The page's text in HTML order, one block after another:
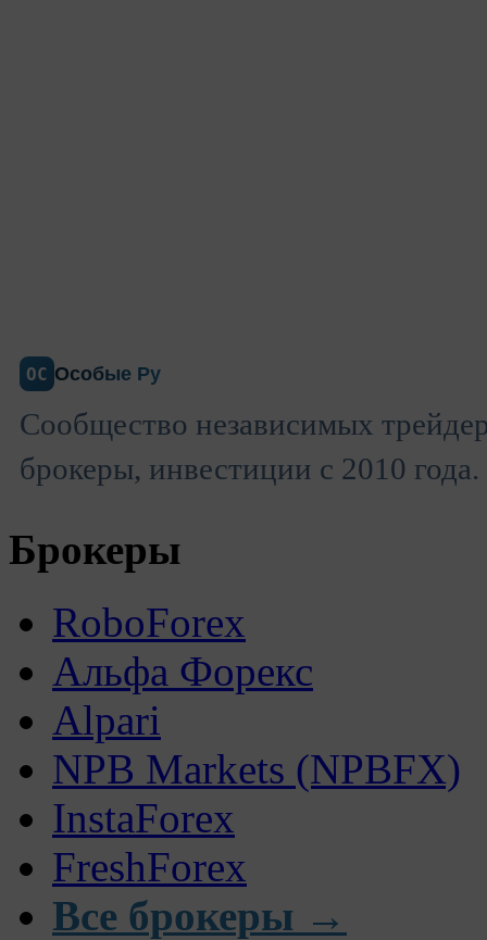
ОС Особые Ру
Сообщество независимых
брокеры, инвестиции с 2010 года.
Брокеры
RoboForex
Альфа Форекс
Alpari
NPB Markets (NPBFX)
InstaForex
FreshForex
Все брокеры →